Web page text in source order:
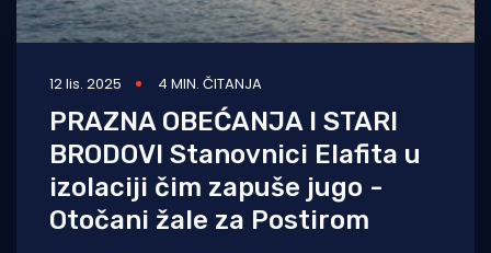
12 lis. 2025 4 MIN. ČITANJA
PRAZNA OBEĆANJA I STARI
BRODOVI Stanovnici Elafita u
izolaciji čim zapuše jugo -
Otočani žale za Postirom